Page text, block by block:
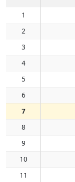
1
2
3
4
5
6
7
8
9
10
11